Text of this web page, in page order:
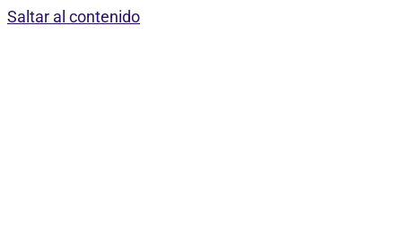
Saltar al contenido